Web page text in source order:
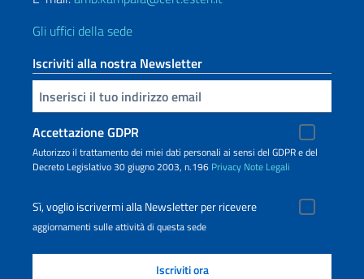
Gli uffici della sede
Iscriviti alla nostra Newsletter
Inserisci la tua email
Accettazione GDPR
Autorizzo il trattamento dei miei dati personali ai sensi del GDPR e del
Decreto Legislativo 30 giugno 2003, n.196 Privacy Note Legali
Sì, voglio iscrivermi alla Newsletter per ricevere
aggiornamenti sulle attività di questa sede